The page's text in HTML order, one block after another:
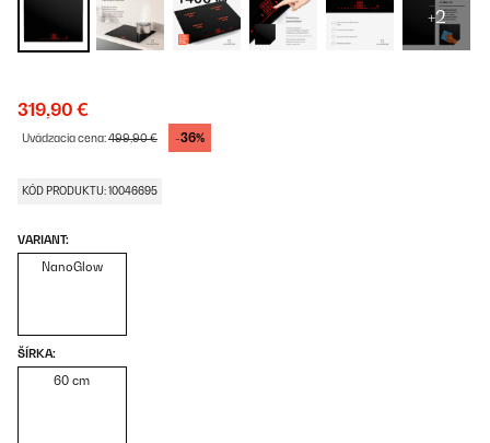
+2
319,90 €
Uvádzacia cena:499,90 € -36%
KÓD PRODUKTU: 10046695
VARIANT:
NanoGlow
ŠÍRKA:
60 cm